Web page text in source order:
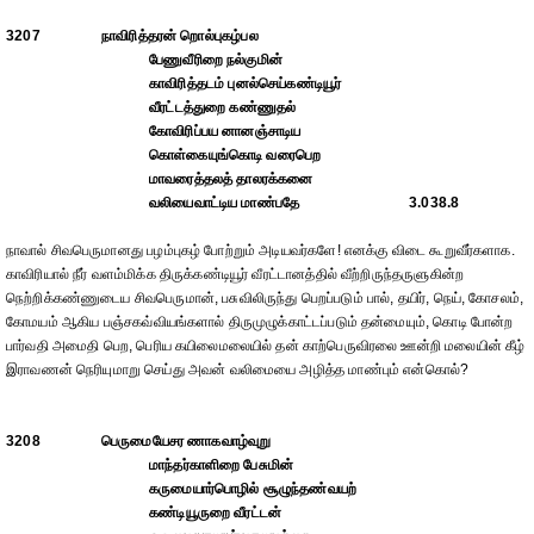
3207
நாவிரித்தரன் றொல்புகழ்பல
பேணுவீரிறை நல்குமின்
காவிரித்தடம் புனல்செய்கண்டியூர்
வீரட்டத்துறை கண்ணுதல்
கோவிரிப்பய னானஞ்சாடிய
கொள்கையுங்கொடி வரைபெற
மாவரைத்தலத் தாலரக்கனை
வலியைவாட்டிய மாண்பதே
3.038.8
நாவால் சிவபெருமானது பழம்புகழ் போற்றும் அடியவர்களே! எனக்கு விடை கூறுவீர்களாக.
காவிரியால் நீர் வளம்மிக்க திருக்கண்டியூர் வீரட்டானத்தில் வீற்றிருந்தருளுகின்ற
நெற்றிக்கண்ணுடைய சிவபெருமான், பசுவிலிருந்து பெறப்படும் பால், தயிர், நெய், கோசலம்,
கோமயம் ஆகிய பஞ்சகவ்வியங்களால் திருமுழுக்காட்டப்படும் தன்மையும், கொடி போன்ற
பார்வதி அமைதி பெற, பெரிய கயிலைமலையில் தன் காற்பெருவிரலை ஊன்றி மலையின் கீழ்
இராவணன் நெரியுமாறு செய்து அவன் வலிமையை அழித்த மாண்பும் என்கொல்?
3208
பெருமையேசர ணாகவாழ்வுறு
மாந்தர்காளிறை பேசுமின்
கருமையார்பொழில் சூழுந்தண்வயற்
கண்டியூருறை வீரட்டன்